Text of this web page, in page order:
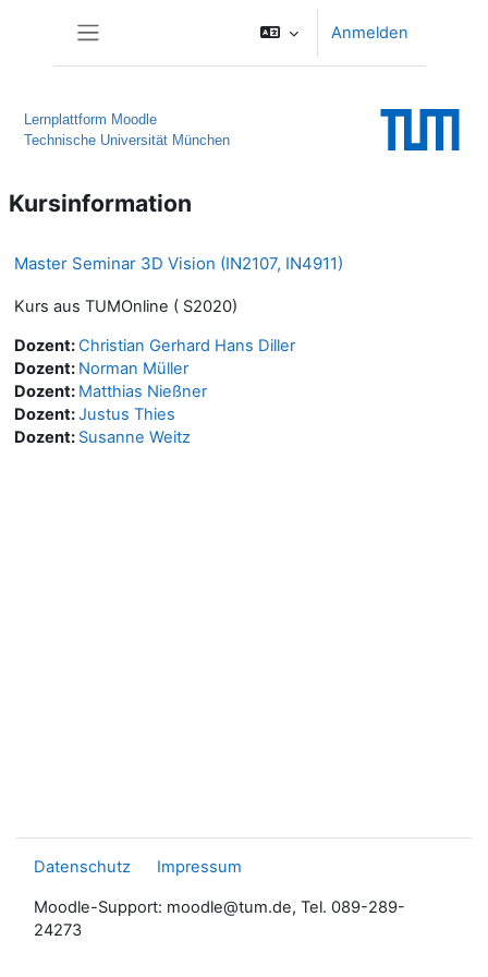
Anmelden
Lernplattform Moodle
Technische Universität München
Kursinformation
Master Seminar 3D Vision (IN2107, IN4911)
Kurs aus TUMOnline ( S2020)
Dozent:Christian Gerhard Hans Diller
Dozent: Norman Müller
Dozent: Matthias Nießner
Dozent:Justus Thies
Dozent: Susanne Weitz
Datenschutz Impressum
Moodle-Support: moodle@tum.de, Tel. 089-289-
24273